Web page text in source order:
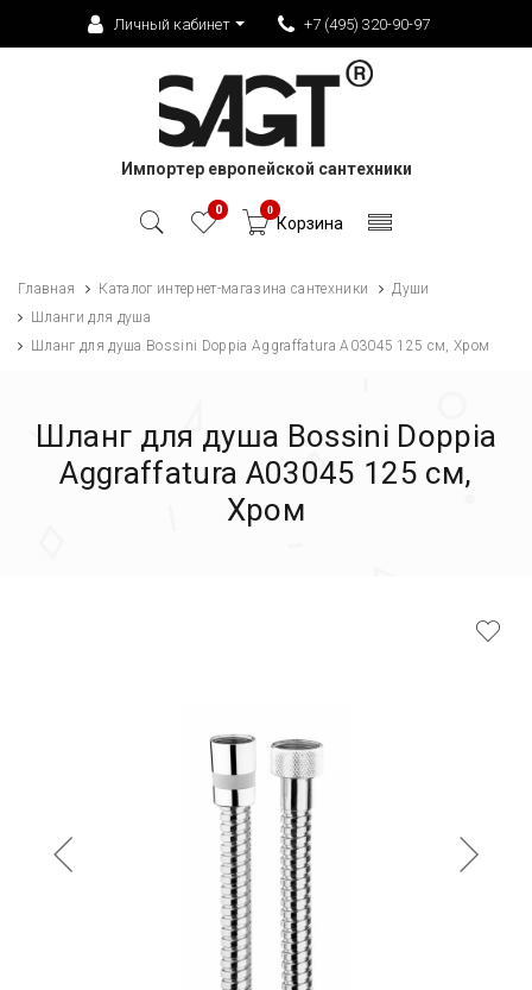
Личный кабинет +7 (495) 320-90-97
Импортер европейской сантехники
0 0
Корзина
Главная Каталог интернет-магазина сантехники
Души
Шланги для душа
Шланг для душа Bossini Doppia Aggraffatura A03045 125 см, Хром
Шланг для душа Bossini Doppia
Aggraffatura A03045 125 см,
Хром